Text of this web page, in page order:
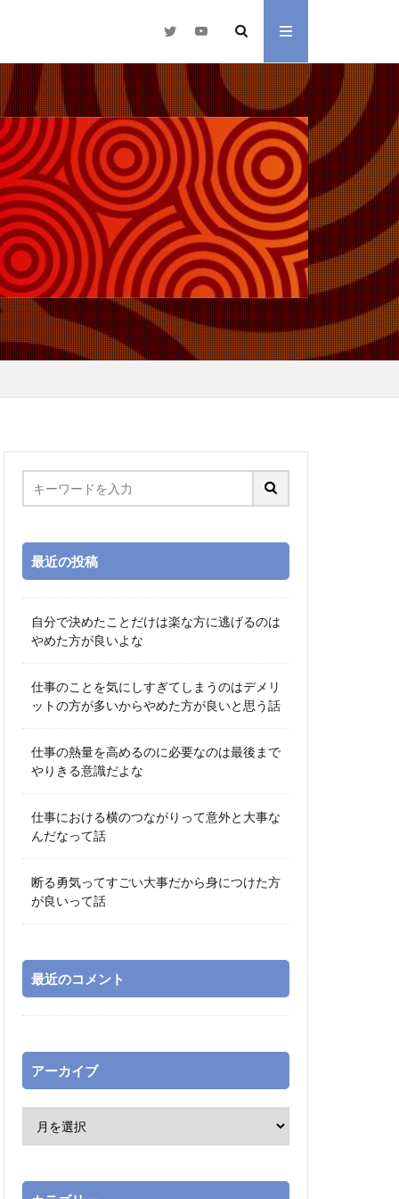
最近の投稿
自分で決めたことだけは楽な方に逃げるのは
やめた方が良いよな
仕事のことを気にしすぎてしまうのはデメリ
ットの方が多いからやめた方が良いと思う話
仕事の熱量を高めるのに必要なのは最後まで
やりきる意識だよな
仕事における横のつながりって意外と大事な
んだなって話
断る勇気ってすごい大事だから身につけた方
が良いって話
最近のコメント
アーカイブ